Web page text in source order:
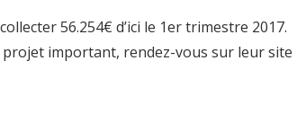
56.254€ d’ici le 1er trimestre 2017.
important, rendez-vous sur leur site